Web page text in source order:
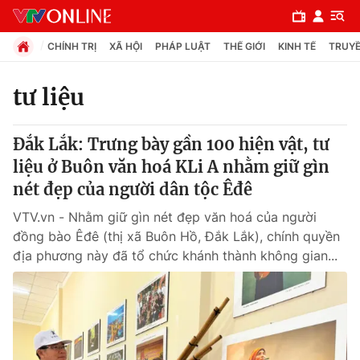
Chuyên mục
Chính trị
Pháp luật
Y tế
Thế giới
CHÍNH TRỊ XÃ HỘI PHÁP LUẬT THẾ GIỚI KINH TẾ
tư liệu
Đắk Lắk: Trưng bày gần 100 hiện vật, tư
liệu ở Buôn văn hoá KLi A nhằm giữ gìn
nét đẹp của người dân tộc Êđê
VTV.vn - Nhằm giữ gìn nét đẹp văn hoá của người
đồng bào Êđê (thị xã Buôn Hồ, Đắk Lắk), chính quyền
địa phương này đã tổ chức khánh thành không gian...